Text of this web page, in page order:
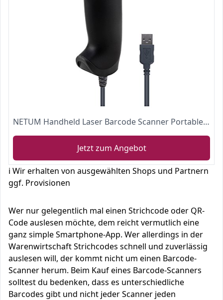
NETUM Handheld Laser Barcode Scanner Portable USB Wired 1D Cable Reader Bar Code for POS System Supermarket NT-2012
Jetzt zum Angebot
ℹ️ Wir erhalten von ausgewählten Shops und Partnern
ggf. Provisionen
Wer nur gelegentlich mal einen Strichcode oder QR-
Code auslesen möchte, dem reicht vermutlich eine
ganz simple Smartphone-App. Wer allerdings in der
Warenwirtschaft Strichcodes schnell und zuverlässig
auslesen will, der kommt nicht um einen Barcode-
Scanner herum. Beim Kauf eines Barcode-Scanners
solltest du bedenken, dass es unterschiedliche
Barcodes gibt und nicht jeder Scanner jeden